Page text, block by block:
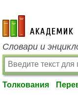
academic.ru
Словари и
Толкования